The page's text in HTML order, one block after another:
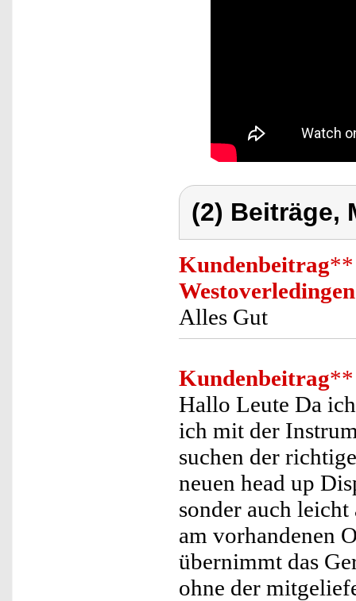
(2) Beiträge,
Kundenbeitrag**
Westoverledingen
Alles Gut
Kundenbeitrag**
Hallo Leute Da
ich mit der
suchen der
neuen head up
sonder auch
am vorhandenen
übernimmt das
ohne der